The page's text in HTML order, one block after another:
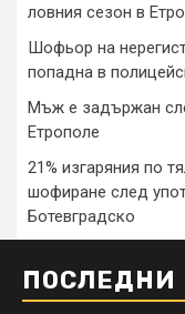
ловния сезон в
Шофьор на
попадна в
Мъж е задържан
Етрополе
21% изгаряния по
шофиране след
Ботевградско
ПОСЛЕДНИ